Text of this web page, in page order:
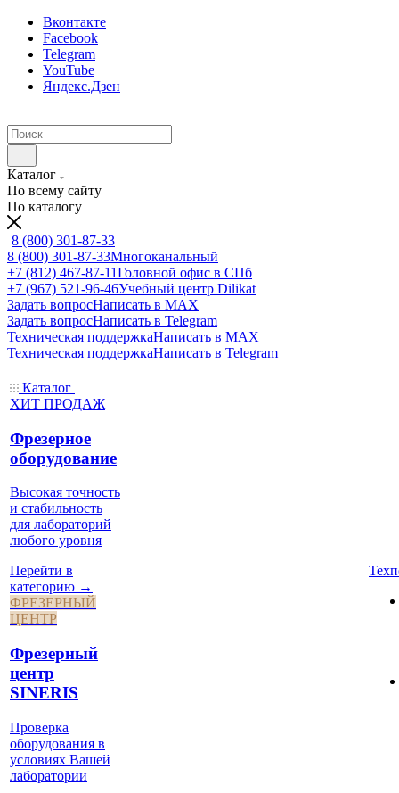
Вконтакте
Facebook
Telegram
YouTube
Яндекс.Дзен
Каталог
По всему сайту
По каталогу
8 (800) 301-87-33
8 (800) 301-87-33Многоканальный
+7 (812) 467-87-11Головной офис в СПб
+7 (967) 521-96-46Учебный центр Dilikat
Задать вопросНаписать в MAX
Задать вопросНаписать в Telegram
Техническая поддержкаНаписать в MAX
Техническая поддержкаНаписать в Telegram
Каталог
ХИТ ПРОДАЖ
Фрезерное
оборудование
Высокая точность
и стабильность
для лабораторий
любого уровня
Перейти в
категорию →
ФРЕЗЕРНЫЙ
ЦЕНТР
Фрезерный
центр
SINERIS
Проверка
оборудования в
условиях Вашей
лаборатории